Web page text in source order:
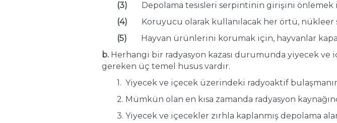
(3)
Depolama tesisleri serpintinin girişini önlemek
(4)
Koruyucu olarak kullanılacak her örtü, nükleer
(5)
Hayvan ürünlerini korumak için, hayvanlar
b. Herhangi bir radyasyon kazası durumunda yiyecek
gereken üç temel husus vardır.
1. Yiyecek ve içecek üzerindeki radyoaktif
2. Mümkün olan en kısa zamanda radyasyon
3. Yiyecek ve içecekler zırhla kaplanmış depolama